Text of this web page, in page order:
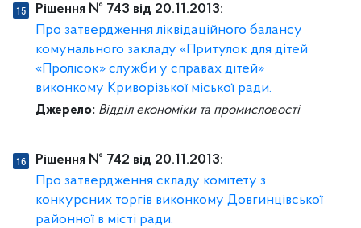
Рішення № 743 від 20.11.2013:
Про затвердження ліквідаційного балансу
комунального закладу «Притулок для дітей
«Пролісок» служби у справах дітей»
виконкому Криворізької міської ради.
Джерело: Відділ економіки та промисловості
Рішення № 742 від 20.11.2013:
Про затвердження складу комітету з
конкурсних торгів виконкому Довгинцівської
районної в місті ради.